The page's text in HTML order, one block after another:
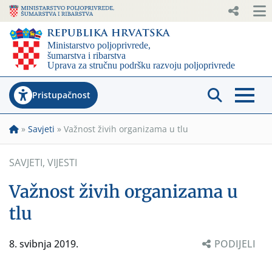
Pristupačnost
» Savjeti » Važnost živih organizama u tlu
SAVJETI, VIJESTI
Važnost živih organizama u
tlu
8. svibnja 2019. PODIJELI